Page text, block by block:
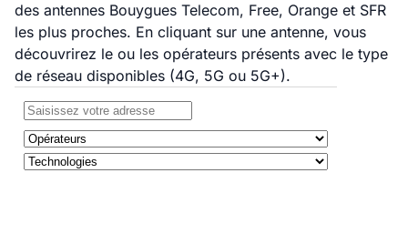
des antennes Bouygues Telecom, Free, Orange et SFR
les plus proches. En cliquant sur une antenne, vous
découvrirez le ou les opérateurs présents avec le type
de réseau disponibles (4G, 5G ou 5G+).